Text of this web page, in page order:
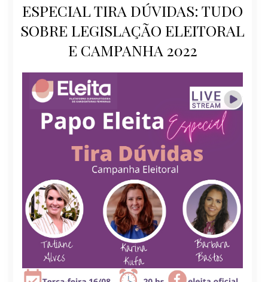
ESPECIAL TIRA DÚVIDAS: TUDO
SOBRE LEGISLAÇÃO ELEITORAL
E CAMPANHA 2022